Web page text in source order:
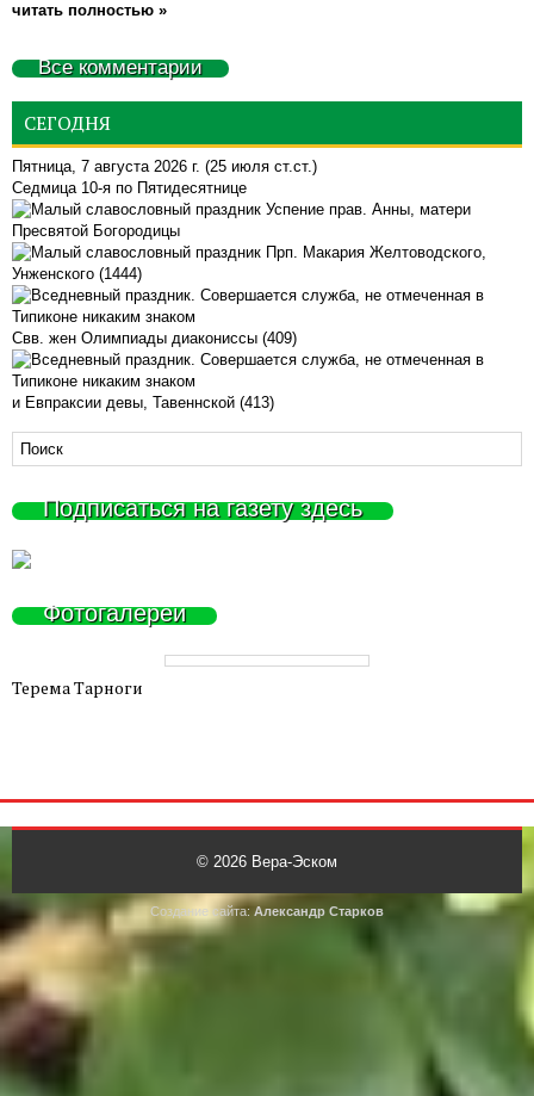
читать полностью »
Все комментарии
СЕГОДНЯ
Пятница, 7 августа 2026 г. (25 июля ст.ст.)
Седмица 10-я по Пятидесятнице
Успение прав. Анны, матери
Пресвятой Богородицы
Прп. Макария Желтоводского,
Унженского (1444)
Свв. жен Олимпиады диакониссы (409)
и Евпраксии девы, Тавеннской (413)
Подписаться на газету здесь
Фотогалереи
Терема Тарноги
© 2026 Вера-Эском
Создание сайта: Александр Старков